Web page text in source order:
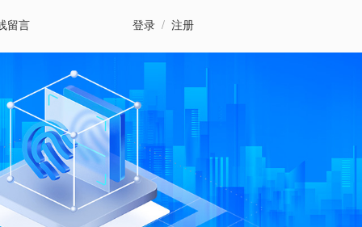
留言 登录 / 注册